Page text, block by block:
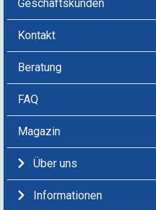
Geschäftskunden
Kontakt
Beratung
FAQ
Magazin
Über uns
Informationen